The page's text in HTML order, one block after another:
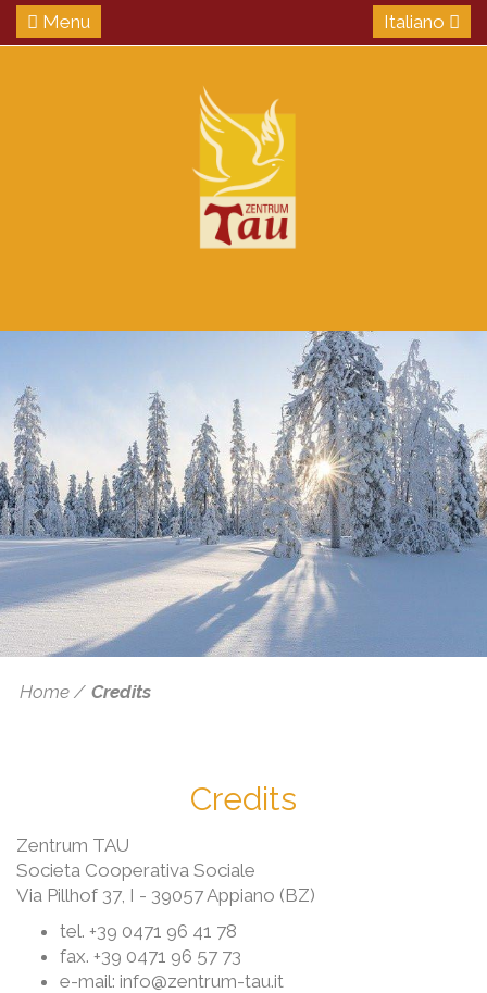
Menu Italiano
Home Credits
Credits
Zentrum TAU
Societa Cooperativa Sociale
Via Pillhof 37, I - 39057 Appiano (BZ)
tel. +39 0471 96 41 78
fax. +39 0471 96 57 73
e-mail: info@zentrum-tau.it